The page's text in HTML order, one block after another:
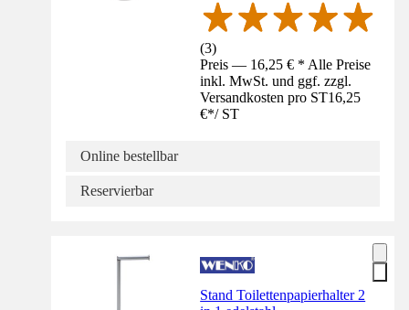
(3)
Preis — 16,25 € * Alle Preise
inkl. MwSt. und ggf. zzgl.
Versandkosten pro ST16,25
€*/ ST
Online bestellbar
Reservierbar
Stand Toilettenpapierhalter 2